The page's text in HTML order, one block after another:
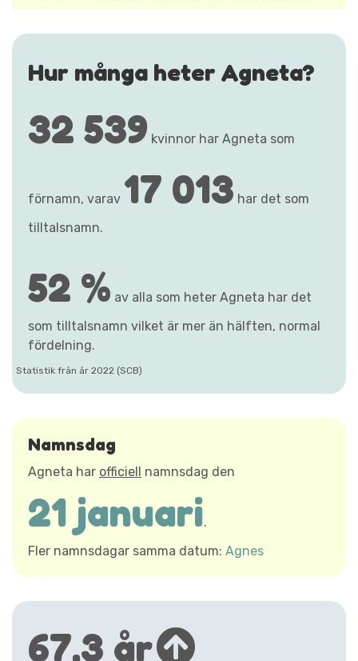
Hur många heter Agneta?
32 539 kvinnor har Agneta som
förnamn, varav 17 013 har det som
tilltalsnamn.
52 % av alla som heter Agneta har det
som tilltalsnamn vilket är mer än hälften, normal
fördelning.
Statistik från år 2022 (SCB)
Namnsdag
Agneta har officiell namnsdag den
21 januari.
Fler namnsdagar samma datum: Agnes
67,3 år